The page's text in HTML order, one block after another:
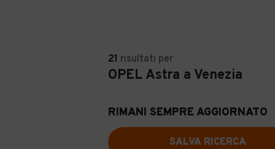
21 risultati per
OPEL Astra a Venezia
RIMANI SEMPRE AGGIORNATO
SALVA RICERCA